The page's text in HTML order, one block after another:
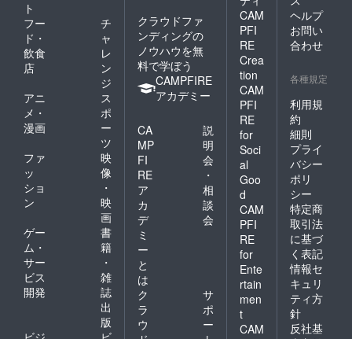
ト
フー
ド・
飲食
店
チ
ャ
レ
ン
ジ
アニ
メ・
漫画
ス
ポ
ー
ツ
ファ
ッ
ショ
ン
映
像
・
映
画
ゲー
ム・
サー
ビス
開発
書
籍
・
雑
誌
出
版
クラウドファ
ンディングの
ノウハウを無
料で学ぼう
CAMPFIRE
アカデミー
CA
MP
FI
RE
ア
カ
デ
ミ
ー
と
は
説
明
会
・
相
談
会
ク
ラ
ウ
サ
ポ
ー
CAM
PFI
RE
Crea
tion
CAM
PFI
RE
for
Soci
al
Goo
d
CAM
PFI
RE
for
Ente
rtain
men
t
CAM
ヘルプ
お問い
合わせ
各種規定
利用規
約
細則
プライ
バシー
ポリ
シー
特定商
取引法
に基づ
く表記
情報セ
キュリ
ティ方
針
反社基